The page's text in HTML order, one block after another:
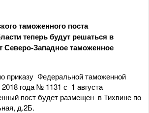
таможенного поста
теперь будут решаться в
Северо-Западное таможенное
приказу Федеральной таможенной
года № 1131 с 1 августа
пост будет размещен в Тихвине по
д.2Б.